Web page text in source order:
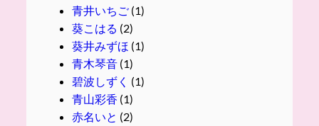
青井いちご(1)
葵こはる (2)
葵井みずほ (1)
青木琴音(1)
碧波しずく (1)
青山彩香 (1)
赤名いと (2)